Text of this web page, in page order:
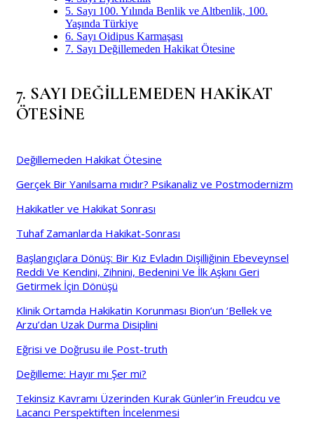
5. Sayı 100. Yılında Benlik ve Altbenlik, 100.
Yaşında Türkiye
6. Sayı Oidipus Karmaşası
7. Sayı Değillemeden Hakikat Ötesine
7. SAYI DEĞİLLEMEDEN HAKİKAT
ÖTESİNE
Değillemeden Hakikat Ötesine
Gerçek Bir Yanılsama mıdır? Psikanaliz ve Postmodernizm
Hakikatler ve Hakikat Sonrası
Tuhaf Zamanlarda Hakikat-Sonrası
Başlangıçlara Dönüş: Bir Kız Evladın Dişilliğinin Ebeveynsel
Reddi Ve Kendini, Zihnini, Bedenini Ve İlk Aşkını Geri
Getirmek İçin Dönüşü
Klinik Ortamda Hakikatin Korunması Bion’un ‘Bellek ve
Arzu’dan Uzak Durma Disiplini
Eğrisi ve Doğrusu ile Post-truth
Değilleme: Hayır mı Şer mi?
Tekinsiz Kavramı Üzerinden Kurak Günler’in Freudcu ve
Lacancı Perspektiften İncelenmesi